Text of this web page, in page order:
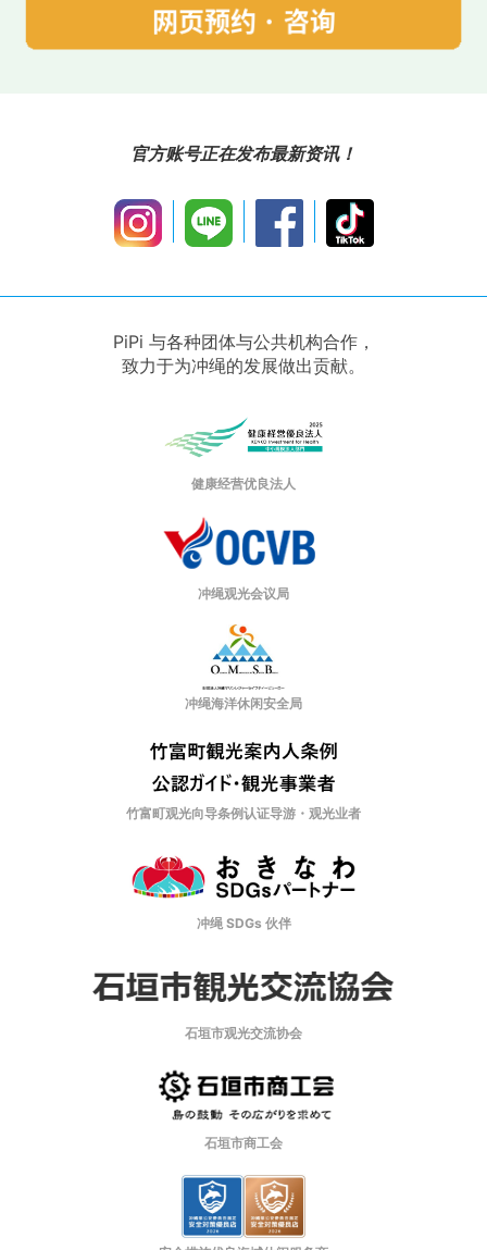
官方账号正在发布最新资讯！
PiPi 与各种团体与公共机构合作，
致力于为冲绳的发展做出贡献。
健康经营优良法人
冲绳观光会议局
冲绳海洋休闲安全局
竹富町观光向导条例认证导游・观光业者
冲绳 SDGs 伙伴
石垣市观光交流协会
石垣市商工会